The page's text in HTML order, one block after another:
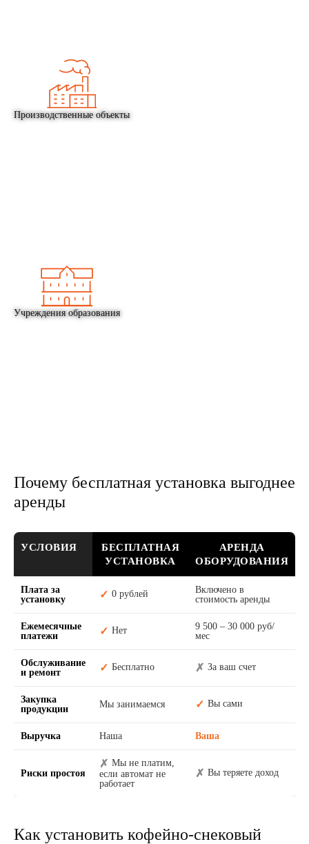
Производственные объекты
Учреждения образования
Почему бесплатная установка выгоднее
аренды
УСЛОВИЯ
БЕСПЛАТНАЯ
УСТАНОВКА
АРЕНДА
ОБОРУДОВАНИЯ
Плата за
установку
✓ 0 рублей
Включено в
стоимость аренды
Ежемесячные
платежи
✓ Нет
9 500 – 30 000 руб/
мес
Обслуживание
и ремонт
✓ Бесплатно ✗ За ваш счет
Закупка
продукции
Мы занимаемся ✓ Вы сами
Выручка Наша Ваша
Риски простоя
✗ Мы не платим,
если автомат не
работает
✗ Вы теряете доход
Как установить кофейно-снековый